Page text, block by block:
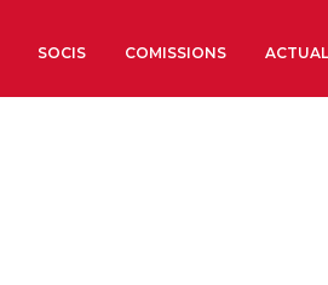
SOCIS COMISSIONS